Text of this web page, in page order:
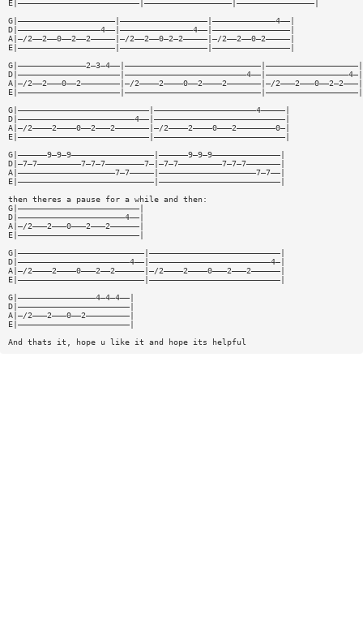
E|—————————————————————————|——————————————————|————————————————|
G|————————————————————|——————————————————|—————————————4——|
D|—————————————————4——|———————————————4——|————————————————|
A|—/2——2——0——2——2—————|—/2——2——0—2—2—————|—/2——2——0—2—————|
E|————————————————————|——————————————————|————————————————|
G|——————————————2—3—4——|————————————————————————————|———————————————————|
D|—————————————————————|—————————————————————————4——|—————————————————4—|
A|—/2——2———0——2————————|—/2————2————0——2————2———————|—/2———2———0——2—2———|
E|—————————————————————|————————————————————————————|———————————————————|
G|———————————————————————————|—————————————————————4—————|
D|————————————————————————4——|———————————————————————————|
A|—/2————2————0——2———2———————|—/2————2————0———2————————0—|
E|———————————————————————————|———————————————————————————|
G|——————9—9—9—————————————————|——————9—9—9——————————————|
D|—7—7—————————7—7—7————————7—|—7—7—————————7—7—7———————|
A|————————————————————7—7—————|————————————————————7—7——|
E|————————————————————————————|—————————————————————————|
then theres a pause for a while and then:
G|—————————————————————————|
D|——————————————————————4——|
A|—/2———2———0———2———2——————|
E|—————————————————————————|
G|——————————————————————————|———————————————————————————|
D|———————————————————————4——|—————————————————————————4—|
A|—/2————2————0———2——2——————|—/2————2————0———2———2——————|
E|——————————————————————————|———————————————————————————|
G|————————————————4—4—4——|
D|———————————————————————|
A|—/2———2———0——2—————————|
E|———————————————————————|
And thats it, hope u like it and hope its helpful